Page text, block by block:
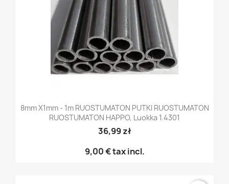
8mm X1mm - 1m RUOSTUMATON PUTKI RUOSTUMATON
RUOSTUMATON HAPPO, Luokka 1.4301
36,99 zł
9,00 €tax incl.